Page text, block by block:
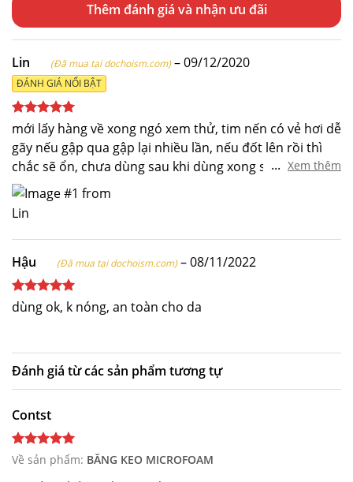
Thêm đánh giá
Lin (Đã mua tại dochoism.com) –09/12/2020
ĐÁNH GIÁ NỔI BẬT
Được xếp
55
sao
mới lấy hàng về xong ngó xem thử, tim nến có vẻ hơi dễ
gãy nếu gập qua gập lại nhiều lần, nếu đốt lên rồi thì
chắc sẽ ổn, chưa dùng sau khi dùng xong sẽ quay lại
cho feedback, trước tiên nhìn hình dạng thấy nhỏ gọn
xinh
... Xem thêm
Hậu (Đã mua tại dochoism.com) –08/11/2022
Được xếp
hạng
5
dùng ok, k nóng, an toàn cho da
Đánh giá từ các sản phẩm tương tự
Contst
Về sản phẩm: BĂNG KEO MICROFOAM